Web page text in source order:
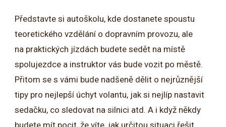
Představte si autoškolu, kde dostanete spoustu
teoretického vzdělání o dopravním provozu, ale
na praktických jízdách budete sedět na místě
spolujezdce a instruktor vás bude vozit po městě.
Přitom se s vámi bude nadšeně dělit o nejrůznější
tipy pro nejlepší úchyt volantu, jak si nejlíp nastavit
sedačku, co sledovat na silnici atd. A i když někdy
budete mít pocit, že víte, jak určitou situaci řešit,